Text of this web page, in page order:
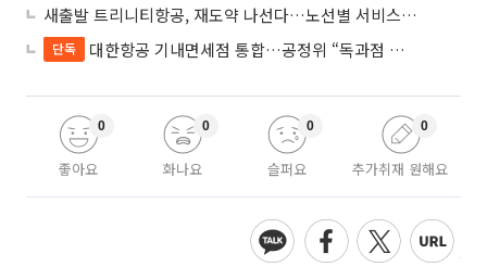
새출발 트리니티항공, 재도약 나선다…노선별 서비스 차별화
단독 대한항공 기내면세점 통합…공정위 “독과점 여부 따진다”
좋아요
0
화나요
0
슬퍼요
0
추가취재 원해요
0